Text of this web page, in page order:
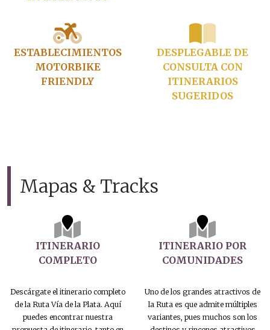
ESTABLECIMIENTOS
MOTORBIKE
FRIENDLY
DESPLEGABLE DE
CONSULTA CON
ITINERARIOS
SUGERIDOS
Mapas & Tracks
ITINERARIO
COMPLETO
Descárgate el itinerario completo
de la Ruta Vía de la Plata. Aquí
puedes encontrar nuestra
ITINERARIO POR
COMUNIDADES
Uno de los grandes atractivos de
la Ruta es que admite múltiples
variantes, pues muchos son los